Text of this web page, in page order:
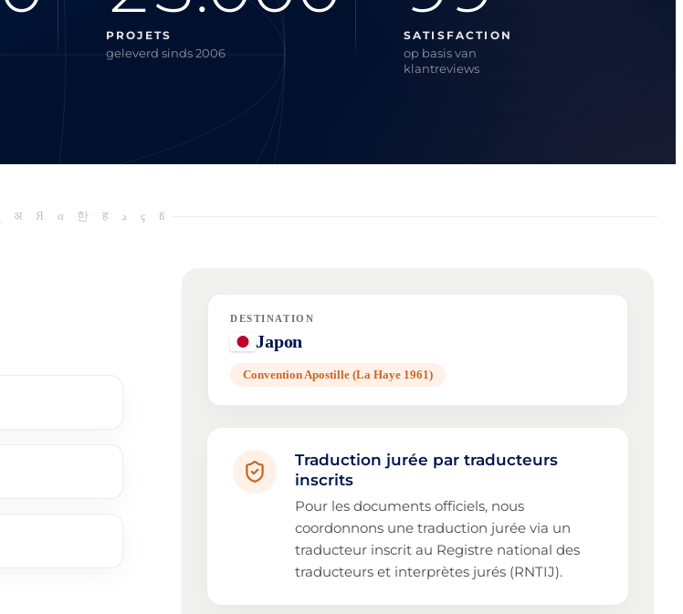
PROJETS
geleverd sinds 2006
SATISFACTION
op basis van
klantreviews
文 ع अ Я α 한 ह د ç ß
DESTINATION
Japon
Convention Apostille (La Haye 1961)
Traduction jurée par traducteurs
inscrits
Pour les documents officiels, nous
coordonnons une traduction jurée via un
traducteur inscrit au Registre national des
traducteurs et interprètes jurés (RNTIJ).